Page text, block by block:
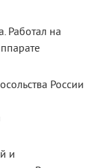
Работал на
России
и